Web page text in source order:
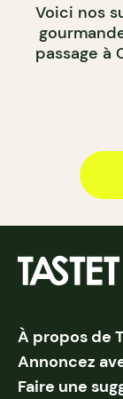
Voici nos
passage à
À propos de
Annoncez
Faire une